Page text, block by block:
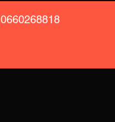
0660268818